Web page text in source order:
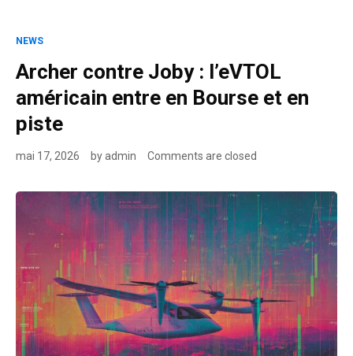
NEWS
Archer contre Joby : l’eVTOL
américain entre en Bourse et en
piste
mai 17, 2026 byadmin Comments are closed